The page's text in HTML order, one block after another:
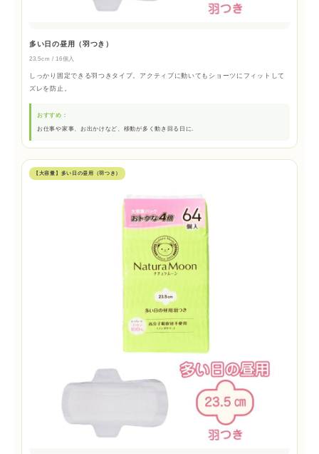
多い日の昼用（羽つき）
23.5cm / 16個入
しっかり固定できる羽つきタイプ。アクティブに動いてもショーツにフィットして
ズレを防止。
おすすめ：
お仕事や家事、お出かけなど、移動が多く動き回る日に.
【大容量】多い日の昼用（羽つき）